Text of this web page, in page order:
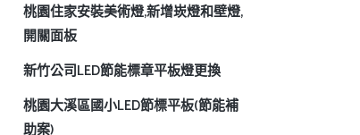
桃園住家安裝美術燈,新增崁燈和壁燈,
開關面板
新竹公司LED節能標章平板燈更換
桃園大溪區國小LED節標平板(節能補
助案)